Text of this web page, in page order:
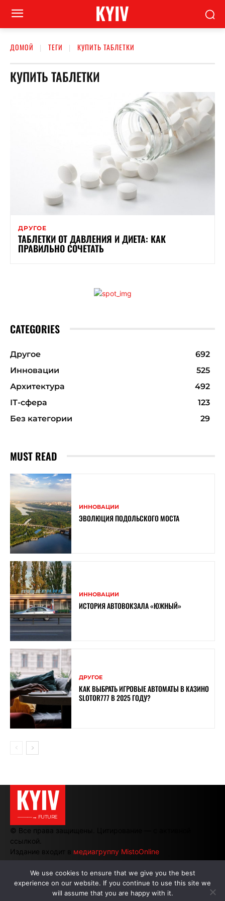
KYIV
ДОМОЙ ТЕГИ КУПИТЬ ТАБЛЕТКИ
КУПИТЬ ТАБЛЕТКИ
ДРУГОЕ
ТАБЛЕТКИ ОТ ДАВЛЕНИЯ И ДИЕТА: КАК
ПРАВИЛЬНО СОЧЕТАТЬ
CATEGORIES
Другое
692
Инновации
525
Архитектура
492
ІТ-сфера
123
Без категории
29
MUST READ
ИННОВАЦИИ
ЭВОЛЮЦИЯ ПОДОЛЬСКОГО МОСТА
ИННОВАЦИИ
ИСТОРИЯ АВТОВОКЗАЛА «ЮЖНЫЙ»
ДРУГОЕ
КАК ВЫБРАТЬ ИГРОВЫЕ АВТОМАТЫ В КАЗИНО
SLOTOR777 В 2025 ГОДУ?
KYIV
———→ FUTURE
© Все права защищены. Цитирование — с активной
ссылкой.
Издание входит в медиагруппу MistoOnline
АВТОРЫ | РЕКЛАМА НА САЙТЕ
We use cookies to ensure that we give you the best
experience on our website. If you continue to use this site we
will assume that you are happy with it.